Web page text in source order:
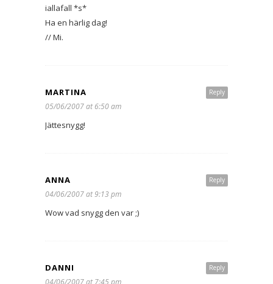
iallafall *s*
Ha en härlig dag!
// Mi.
Reply
MARTINA
05/06/2007 at 6:50 am
Jättesnygg!
Reply
ANNA
04/06/2007 at 9:13 pm
Wow vad snygg den var ;)
Reply
DANNI
04/06/2007 at 7:45 pm